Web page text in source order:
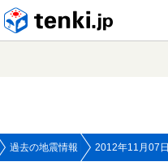
過去の地震情報 2012年11月07日